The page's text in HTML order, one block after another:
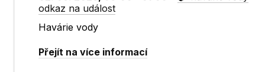
odkaz na událost
Havárie vody
Přejít na více informací